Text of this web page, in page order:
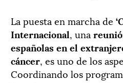
La puesta en marcha de
Internacional, una
españolas en el
cáncer, es uno de los
Coordinando los